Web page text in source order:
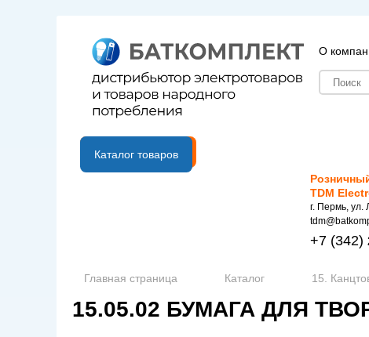
О
B2B портал
Каталог товаров
TDM
г. Пермь, ул.
+7 (342)
Главная страница Каталог 15.
15.05.02 БУМАГА ДЛЯ